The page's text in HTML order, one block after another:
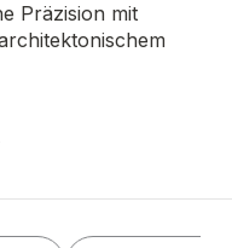
Präzision mit